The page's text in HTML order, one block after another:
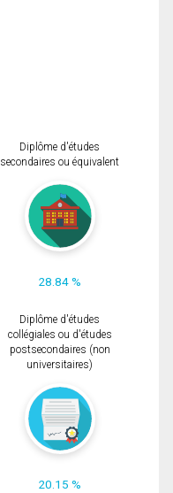
Diplôme d'études
secondaires ou équivalent
28.84 %
Diplôme d'études
collégiales ou d'études
postsecondaires (non
universitaires)
20.15 %